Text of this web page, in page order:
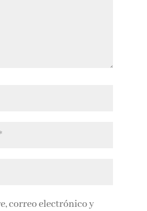
correo electrónico y